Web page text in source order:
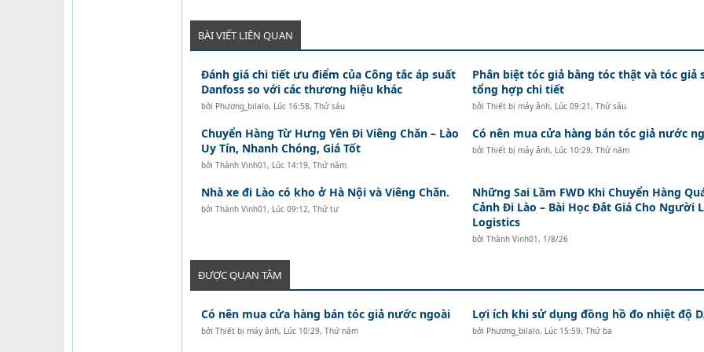
BÀI VIẾT LIÊN QUAN
Đánh giá chi tiết ưu điểm của Công tắc áp suất
Danfoss so với các thương hiệu khác
bởi Phương_bilalo, Lúc 16:58, Thứ sáu
Phân biệt tóc giả bằng tóc thật và tóc giả
tổng hợp chi tiết
bởi Thiết bị máy ảnh, Lúc 09:21, Thứ sáu
Chuyển Hàng Từ Hưng Yên Đi Viêng Chăn – Lào
Uy Tín, Nhanh Chóng, Giá Tốt
bởi Thành Vinh01, Lúc 14:19, Thứ năm
Có nên mua cửa hàng bán tóc giả nước
bởi Thiết bị máy ảnh, Lúc 10:29, Thứ năm
Nhà xe đi Lào có kho ở Hà Nội và Viêng Chăn.
bởi Thành Vinh01, Lúc 09:12, Thứ tư
Những Sai Lầm FWD Khi Chuyển Hàng
Cảnh Đi Lào – Bài Học Đắt Giá Cho Người
Logistics
bởi Thành Vinh01, 1/8/26
ĐƯỢC QUAN TÂM
Có nên mua cửa hàng bán tóc giả nước ngoài
bởi Thiết bị máy ảnh, Lúc 10:29, Thứ năm
Lợi ích khi sử dụng đồng hồ đo nhiệt độ
bởi Phương_bilalo, Lúc 15:59, Thứ ba